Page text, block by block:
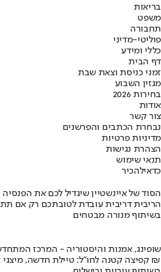
בריאות
משפט
תחבורה
פוליטי-מדיני
כללי ומידע
דף הבית
זמני כניסת וצאת שבת
מגזין השבוע
בחירות 2026
אודות
צור קשר
נבחרת הכתבים והפרשנים
מדיניות פרטיות
הצהרת נגישות
תנאי שימוש
כדאילהכיר
הסוד של איינשטיין שיגדיל לכם את הפנסיה
הריבית דריבית עובדת לטובתכם רק אם
בשיתוף מנורה מבטחים
שופינג, אמנות והיסטוריה - המרכז
קפיצה קטנה לחו"ל: טיילת חדשה, מיצגי אמנות, וכיכרות משופצות בהשקעה של 100 מיליון ₪